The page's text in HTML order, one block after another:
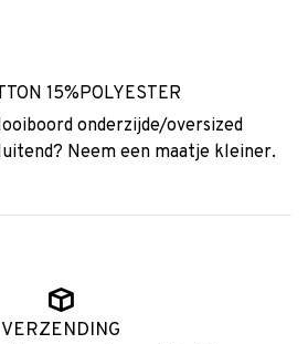
15%POLYESTER
onderzijde/oversized
Neem een maatje kleiner.
VERZENDING